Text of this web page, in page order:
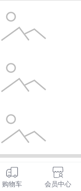
购物车 会员中心